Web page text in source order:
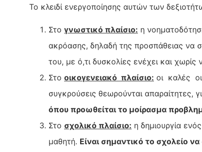
Το κλειδί ενεργοποίησης αυτών των
Στο γνωστικό πλαίσιο: η
ακρόασης, δηλαδή της προσπάθειας να
του, με ό,τι δυσκολίες ενέχει και
Στο οικογενειακό πλαίσιο: οι καλές
συγκρούσεις θεωρούνται απαραίτητες,
όπου προωθείται το μοίρασμα
Στο σχολικό πλαίσιο: η δημιουργία
μαθητή. Είναι σημαντικό το σχολείο